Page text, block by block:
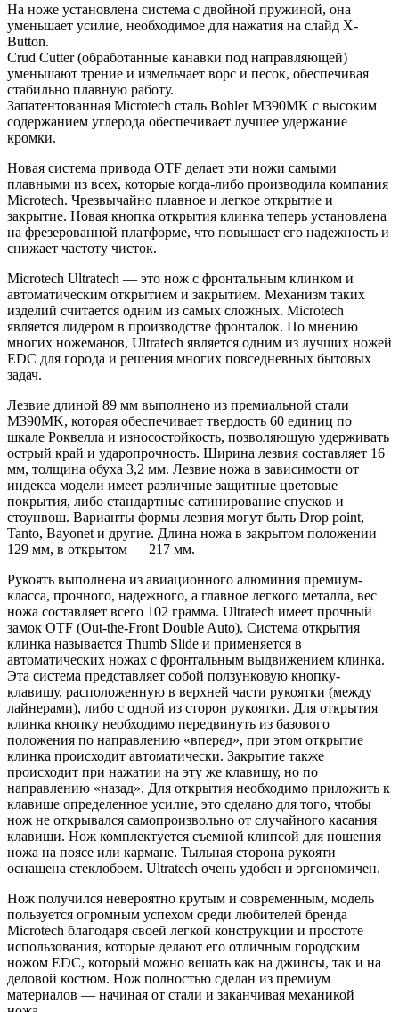
На ноже установлена система с двойной пружиной, она
уменьшает усилие, необходимое для нажатия на слайд X-
Button.
Crud Cutter (обработанные канавки под направляющей)
уменьшают трение и измельчает ворс и песок, обеспечивая
стабильно плавную работу.
Запатентованная Microtech сталь Bohler M390MK с высоким
содержанием углерода обеспечивает лучшее удержание
кромки.
Новая система привода OTF делает эти ножи самыми
плавными из всех, которые когда-либо производила компания
Microtech. Чрезвычайно плавное и легкое открытие и
закрытие. Новая кнопка открытия клинка теперь установлена
на фрезерованной платформе, что повышает его надежность и
снижает частоту чисток.
Microtech Ultratech — это нож с фронтальным клинком и
автоматическим открытием и закрытием. Механизм таких
изделий считается одним из самых сложных. Microtech
является лидером в производстве фронталок. По мнению
многих ножеманов, Ultratech является одним из лучших ножей
EDC для города и решения многих повседневных бытовых
задач.
Лезвие длиной 89 мм выполнено из премиальной стали
M390MK, которая обеспечивает твердость 60 единиц по
шкале Роквелла и износостойкость, позволяющую удерживать
острый край и ударопрочность. Ширина лезвия составляет 16
мм, толщина обуха 3,2 мм. Лезвие ножа в зависимости от
индекса модели имеет различные защитные цветовые
покрытия, либо стандартные сатинирование спусков и
стоунвош. Варианты формы лезвия могут быть Drop point,
Tanto, Bayonet и другие. Длина ножа в закрытом положении
129 мм, в открытом — 217 мм.
Рукоять выполнена из авиационного алюминия премиум-
класса, прочного, надежного, а главное легкого металла, вес
ножа составляет всего 102 грамма. Ultratech имеет прочный
замок OTF (Out-the-Front Double Auto). Система открытия
клинка называется Thumb Slide и применяется в
автоматических ножах с фронтальным выдвижением клинка.
Эта система представляет собой ползунковую кнопку-
клавишу, расположенную в верхней части рукоятки (между
лайнерами), либо с одной из сторон рукоятки. Для открытия
клинка кнопку необходимо передвинуть из базового
положения по направлению «вперед», при этом открытие
клинка происходит автоматически. Закрытие также
происходит при нажатии на эту же клавишу, но по
направлению «назад». Для открытия необходимо приложить к
клавише определенное усилие, это сделано для того, чтобы
нож не открывался самопроизвольно от случайного касания
клавиши. Нож комплектуется съемной клипсой для ношения
ножа на поясе или кармане. Тыльная сторона рукояти
оснащена стеклобоем. Ultratech очень удобен и эргономичен.
Нож получился невероятно крутым и современным, модель
пользуется огромным успехом среди любителей бренда
Microtech благодаря своей легкой конструкции и простоте
использования, которые делают его отличным городским
ножом EDC, который можно вешать как на джинсы, так и на
деловой костюм. Нож полностью сделан из премиум
материалов — начиная от стали и заканчивая механикой